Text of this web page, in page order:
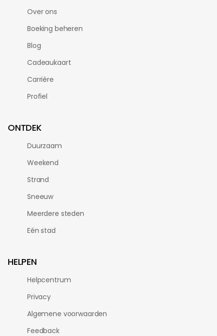
Over ons
Boeking beheren
Blog
Cadeaukaart
Carrière
Profiel
ONTDEK
Duurzaam
Weekend
Strand
Sneeuw
Meerdere steden
Eén stad
HELPEN
Helpcentrum
Privacy
Algemene voorwaarden
Feedback